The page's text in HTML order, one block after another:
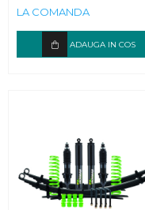
LA COMANDA
ADAUGA IN COS